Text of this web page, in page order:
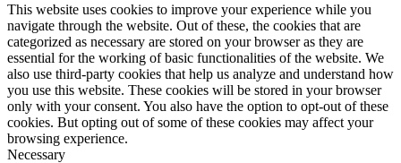
This website uses cookies to improve your experience while you
navigate through the website. Out of these, the cookies that are
categorized as necessary are stored on your browser as they are
essential for the working of basic functionalities of the website. We
also use third-party cookies that help us analyze and understand how
you use this website. These cookies will be stored in your browser
only with your consent. You also have the option to opt-out of these
cookies. But opting out of some of these cookies may affect your
browsing experience.
Necessary